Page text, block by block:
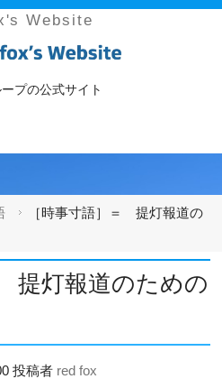
Website
プの公式サイト
［時事寸語］＝ 提灯報道の
提灯報道のための
投稿者 red fox